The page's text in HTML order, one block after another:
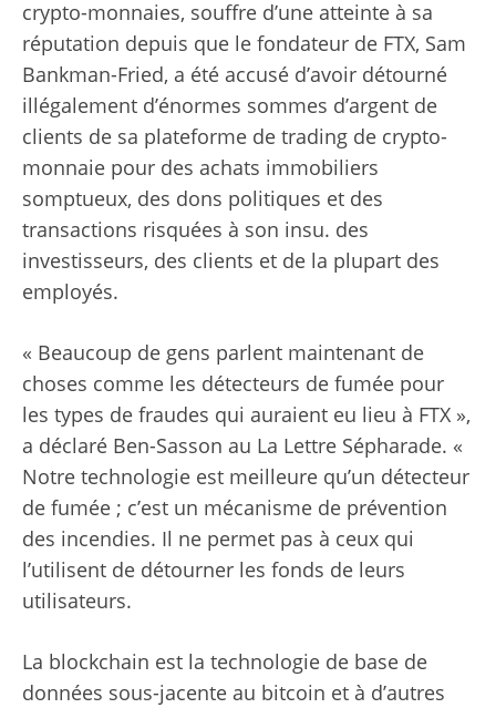
crypto-monnaies, souffre d’une atteinte à sa
réputation depuis que le fondateur de FTX, Sam
Bankman-Fried, a été accusé d’avoir détourné
illégalement d’énormes sommes d’argent de
clients de sa plateforme de trading de crypto-
monnaie pour des achats immobiliers
somptueux, des dons politiques et des
transactions risquées à son insu. des
investisseurs, des clients et de la plupart des
employés.
« Beaucoup de gens parlent maintenant de
choses comme les détecteurs de fumée pour
les types de fraudes qui auraient eu lieu à FTX »,
a déclaré Ben-Sasson au La Lettre Sépharade. «
Notre technologie est meilleure qu’un détecteur
de fumée ; c’est un mécanisme de prévention
des incendies. Il ne permet pas à ceux qui
l’utilisent de détourner les fonds de leurs
utilisateurs.
La blockchain est la technologie de base de
données sous-jacente au bitcoin et à d’autres